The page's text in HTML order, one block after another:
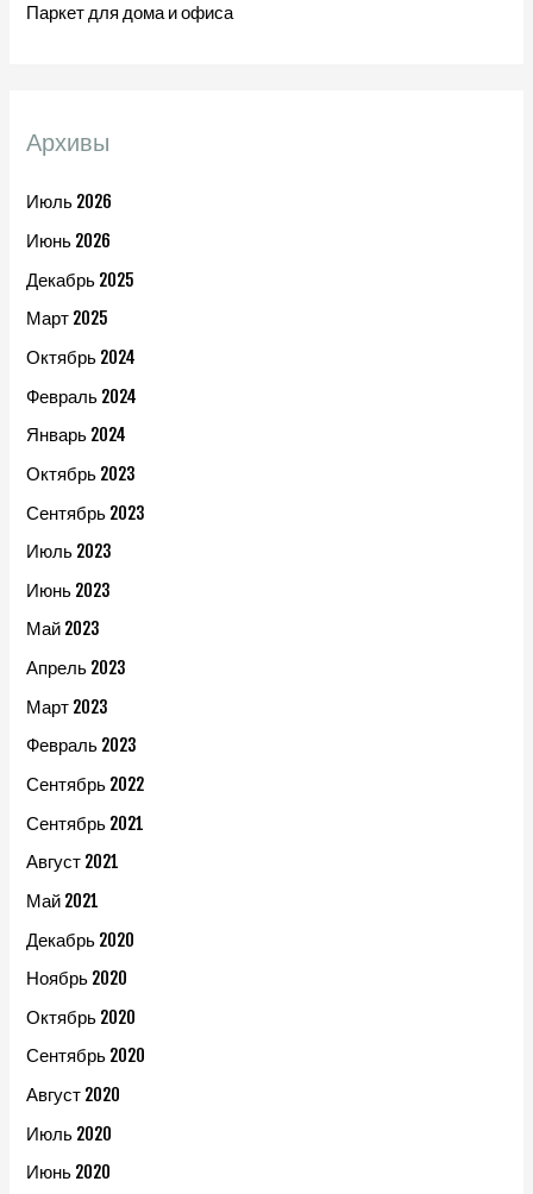
Паркет для дома и офиса
Архивы
Июль 2026
Июнь 2026
Декабрь 2025
Март 2025
Октябрь 2024
Февраль 2024
Январь 2024
Октябрь 2023
Сентябрь 2023
Июль 2023
Июнь 2023
Май 2023
Апрель 2023
Март 2023
Февраль 2023
Сентябрь 2022
Сентябрь 2021
Август 2021
Май 2021
Декабрь 2020
Ноябрь 2020
Октябрь 2020
Сентябрь 2020
Август 2020
Июль 2020
Июнь 2020